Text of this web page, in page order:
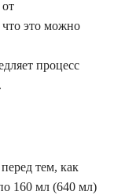
это можно
процесс
тем, как
160 мл (640 мл)